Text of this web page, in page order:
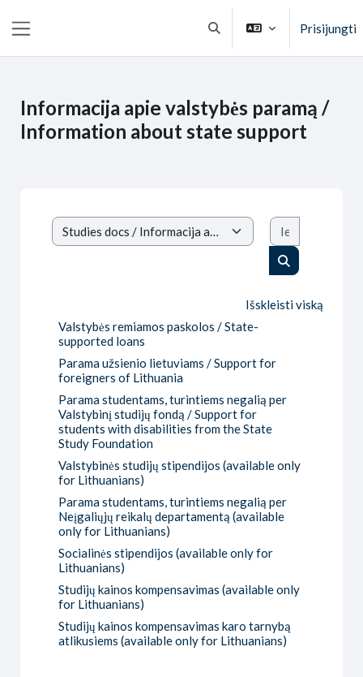
Perjungti paieškos įvestį
Prisijungti
Informacija apie valstybės paramą /
Information about state support
Kursų kategorijos
Ieškoti kursų
Išskleisti viską
Valstybės remiamos paskolos / State-
supported loans
Parama užsienio lietuviams / Support for
foreigners of Lithuania
Parama studentams, turintiems negalią per
Valstybinį studijų fondą / Support for
students with disabilities from the State
Study Foundation
Valstybinės studijų stipendijos (available only
for Lithuanians)
Parama studentams, turintiems negalią per
Neįgaliųjų reikalų departamentą (available
only for Lithuanians)
Socialinės stipendijos (available only for
Lithuanians)
Studijų kainos kompensavimas (available only
for Lithuanians)
Studijų kainos kompensavimas karo tarnybą
atlikusiems (available only for Lithuanians)